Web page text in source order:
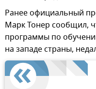
Ранее официальный
Марк Тонер сообщил,
программы по
на западе страны,